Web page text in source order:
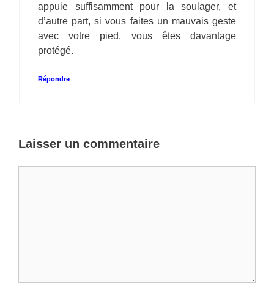
appuie suffisamment pour la soulager, et
d’autre part, si vous faites un mauvais geste
avec votre pied, vous êtes davantage
protégé.
Répondre
Laisser un commentaire